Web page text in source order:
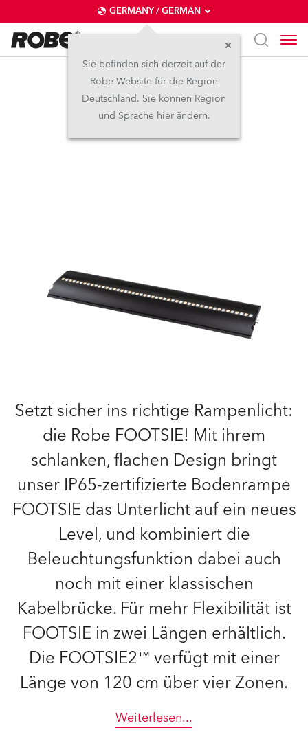
GERMANY / GERMAN
Sie befinden sich derzeit auf der
Robe-Website für die Region
Deutschland. Sie können Region
und Sprache hier ändern.
FOOTSIE2™
IP65
Setzt sicher ins richtige Rampenlicht:
die Robe FOOTSIE! Mit ihrem
schlanken, flachen Design bringt
unser IP65-zertifizierte Bodenrampe
FOOTSIE das Unterlicht auf ein neues
Level, und kombiniert die
Beleuchtungsfunktion dabei auch
noch mit einer klassischen
Kabelbrücke. Für mehr Flexibilität ist
FOOTSIE in zwei Längen erhältlich.
Die FOOTSIE2™ verfügt mit einer
Länge von 120 cm über vier Zonen.
Weiterlesen...